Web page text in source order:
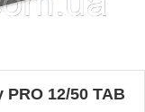
PRO 12/50 ТАВ